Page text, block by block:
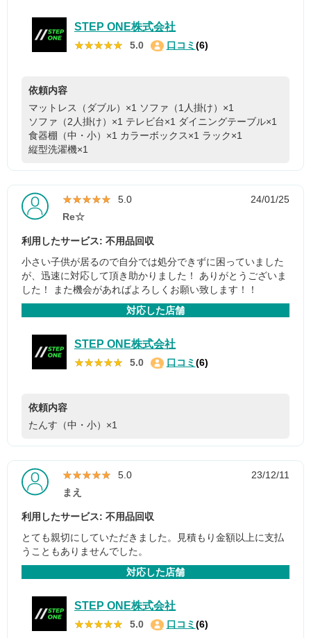
STEP ONE株式会社
★★★★★
★★★★★ 5.0 口コミ (6)
依頼内容
マットレス（ダブル）×1 ソファ（1人掛け）×1
ソファ（2人掛け）×1 テレビ台×1 ダイニングテーブル×1
食器棚（中・小）×1 カラーボックス×1 ラック×1
縦型洗濯機×1
★★★★★
★★★★★ 5.0
24/01/25
Re☆
利用したサービス: 不用品回収
小さい子供が居るので自分では処分できずに困っていました
が、迅速に対応して頂き助かりました！ ありがとうございま
した！ また機会があればよろしくお願い致します！！
対応した店舗
STEP ONE株式会社
★★★★★
★★★★★ 5.0 口コミ (6)
依頼内容
たんす（中・小）×1
★★★★★
★★★★★ 5.0
23/12/11
まえ
利用したサービス: 不用品回収
とても親切にしていただきました。見積もり金額以上に支払
うこともありませんでした。
対応した店舗
STEP ONE株式会社
★★★★★
★★★★★ 5.0 口コミ (6)